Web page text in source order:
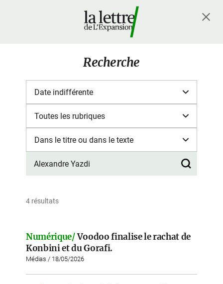
Recherche
4 résultats
Numérique/Voodoo finalise le rachat de
Konbini et du Gorafi.
Médias / 18/05/2026